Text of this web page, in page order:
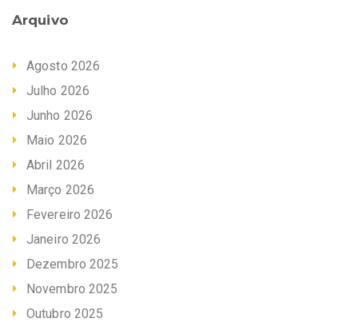
Arquivo
Agosto 2026
Julho 2026
Junho 2026
Maio 2026
Abril 2026
Março 2026
Fevereiro 2026
Janeiro 2026
Dezembro 2025
Novembro 2025
Outubro 2025